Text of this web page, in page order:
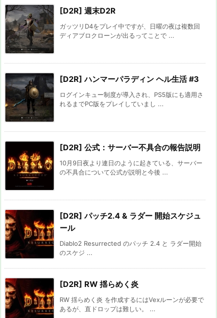
[D2R] 週末D2R
ガッツリD4をプレイ中ですが、日曜の夜は複数回
ディアブロクローンが出るってことで ...
[D2R] ハンマーパラディン ヘル生活 #3
ログインキュー制度が導入され、PS5版にも適用さ
れるまでPC版をプレイしていまし ...
[D2R] 公式：サーバー不具合の報告説明
10月9日夜より連日のように起きている、サーバー
の不具合について公式が説明と今後 ...
[D2R] パッチ2.4 & ラダー 開始スケジュ
ール
Diablo2 Resurrected のパッチ 2.4 と ラダー開始
のスケジ ...
[D2R] RW 揺らめく炎
RW 揺らめく炎 を作成するにはVexルーンが必要で
あるが、直ドロップは難しい。 ...